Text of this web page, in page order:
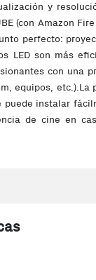
y
(con Amazon
perfecto:
LED son más
con una
equipos,
instalar
de cine en
x 720